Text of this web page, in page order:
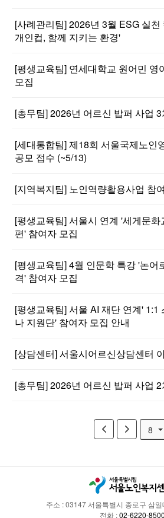
[사례관리팀] 2026년 3월 ESG 실
개인컵, 함께 지키는 환경'
[평생교육팀] 연세대학교 원어민 영
모집
[총무팀] 2026년 어르신 밥퍼 사업
[세대통합팀] 제18회 서울국제노인
공모 접수 (~5/13)
[지역복지팀] 노인역량활용사업 참
[평생교육팀] 서울시 연계 '세게문
편' 참여자 모집
[평생교육팀] 4월 인문학 특강 '논어
격' 참여자 모집
[평생교육팀] 서울 AI 재단 연계' 1:1
나 지원단' 참여자 모집 안내
[상담센터] 서울시어르신상담센터
[총무팀] 2026년 어르신 밥퍼 사업
8
주소 : 03147 서울특별시 종로구 삼
전화 :02-6220-8500